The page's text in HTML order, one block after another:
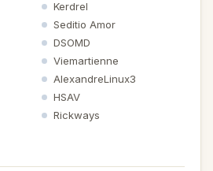
Kerdrel
Seditio Amor
DSOMD
Viemartienne
AlexandreLinux3
HSAV
Rickways